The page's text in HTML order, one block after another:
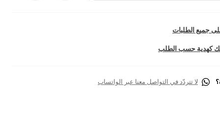
جميع الطلبات
كهدية حسب الطلب
لا تتردّد في التواصل معنا عبر الواتساب